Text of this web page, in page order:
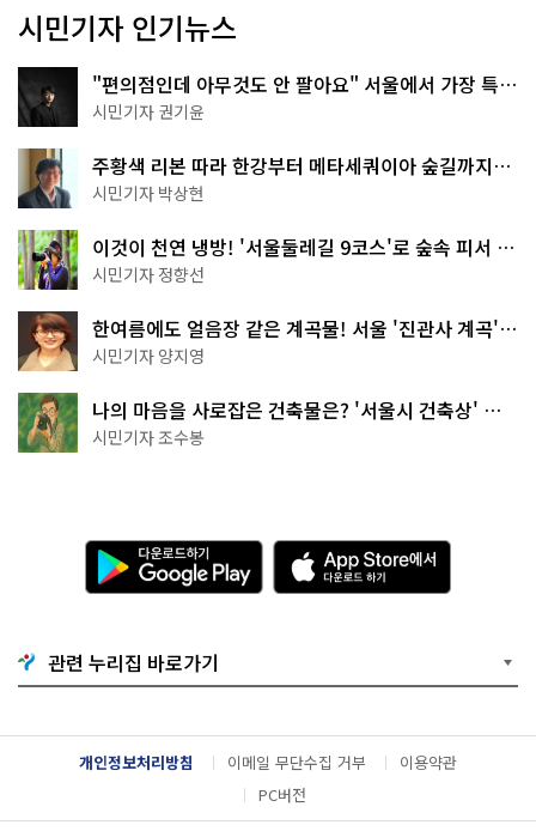
시민기자 인기뉴스
"편의점인데 아무것도 안 팔아요" 서울에서 가장 특별
한 편의점의 정체
시민기자 권기윤
주황색 리본 따라 한강부터 메타세쿼이아 숲길까지…
서울둘레길 15코스
시민기자 박상현
이것이 천연 냉방! '서울둘레길 9코스'로 숲속 피서 떠
나볼까
시민기자 정향선
한여름에도 얼음장 같은 계곡물! 서울 '진관사 계곡'이
천국이네~
시민기자 양지영
나의 마음을 사로잡은 건축물은? '서울시 건축상' 수
상작 공개!
시민기자 조수봉
다
운
로
기
G
o
g
l
e
l
A
p
p
e
서
다
운
드
관련 누리집 바로가기
개인정보처리방침 이메일 무단수집 거부
이용약관
PC버전